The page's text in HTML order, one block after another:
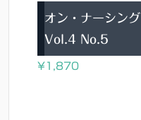
オン・ナーシング
Vol.4 No.5
¥ 1,870